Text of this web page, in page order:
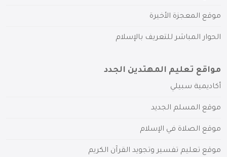
موقع المعجزة الأخيرة
الحوار المباشر للتعريف بالإسلام
مواقع تعليم المهتدين الجدد
أكاديمية سبيلي
موقع المسلم الجديد
موقع الصلاة في الإسلام
موقع تعليم تفسير وتجويد القرآن الكريم